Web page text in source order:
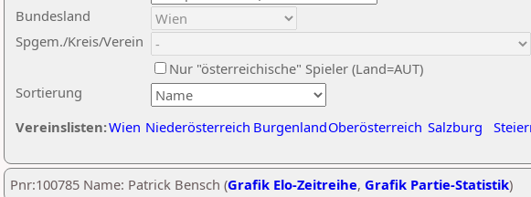
Sortierung
Bundesland
Spgem./Kreis/Verein
Nur "österreichische" Spieler (Land=AUT)
Vereinslisten:Wien Niederösterreich BurgenlandOberösterreich Salzburg
Pnr:100785 Name: Patrick Bensch (Grafik Elo-Zeitreihe, Grafik Partie-Statistik)